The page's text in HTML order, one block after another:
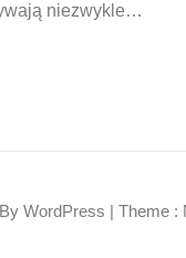
niezwykle…
WordPress | Theme :